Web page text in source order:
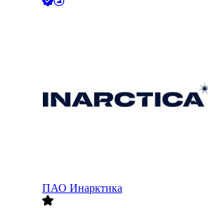
ПАО Инарктика